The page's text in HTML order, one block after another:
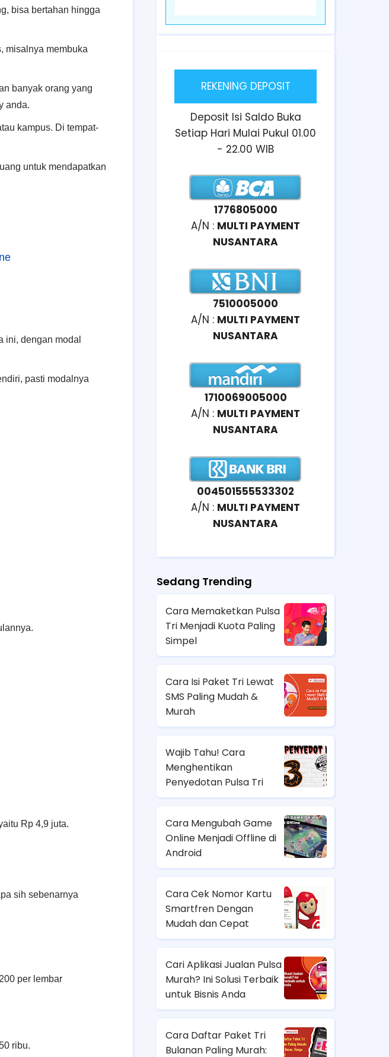
bisa bertahan hingga
misalnya membuka
banyak orang yang
anda.
kampus. Di tempat-
untuk mendapatkan
dengan modal
pasti modalnya
Rp 4,9 juta.
sih sebenarnya
per lembar
ribu.
REKENING DEPOSIT
Deposit Isi Saldo Buka
Setiap Hari Mulai Pukul 01.00
- 22.00 WIB
1776805000
A/N : MULTI PAYMENT
NUSANTARA
7510005000
A/N : MULTI PAYMENT
NUSANTARA
1710069005000
A/N : MULTI PAYMENT
NUSANTARA
004501555533302
A/N : MULTI PAYMENT
NUSANTARA
Sedang Trending
Cara Memaketkan Pulsa
Tri Menjadi Kuota Paling
Simpel
Cara Isi Paket Tri Lewat
SMS Paling Mudah &
Murah
Wajib Tahu! Cara
Menghentikan
Penyedotan Pulsa Tri
Cara Mengubah Game
Online Menjadi Offline di
Android
Cara Cek Nomor Kartu
Smartfren Dengan
Mudah dan Cepat
Cari Aplikasi Jualan Pulsa
Murah? Ini Solusi Terbaik
untuk Bisnis Anda
Cara Daftar Paket Tri
Bulanan Paling Murah: